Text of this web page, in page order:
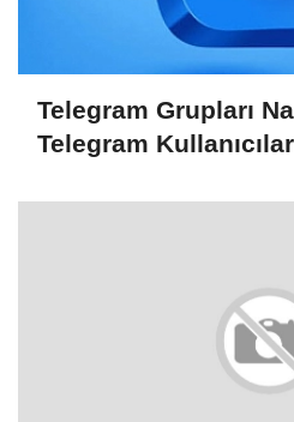
Telegram Grupları
Telegram